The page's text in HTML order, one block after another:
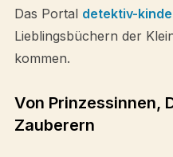
Das Portal detektiv-
Lieblingsbüchern der
kommen.
Von Prinzessinnen,
Zauberern